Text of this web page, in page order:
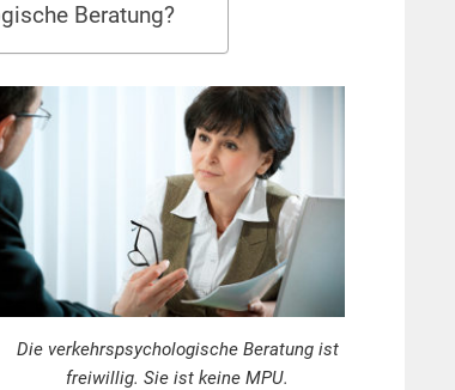
Beratung?
Die verkehrspsychologische Beratung ist
freiwillig. Sie ist keine MPU.